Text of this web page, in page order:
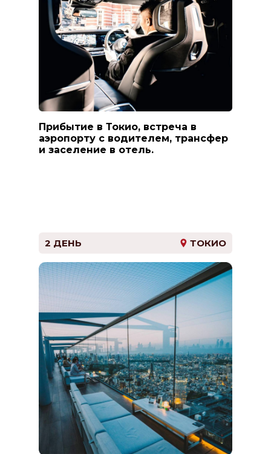
Прибытие в Токио, встреча в
аэропорту с водителем, трансфер
и заселение в отель.
2 ДЕНЬ ТОКИО